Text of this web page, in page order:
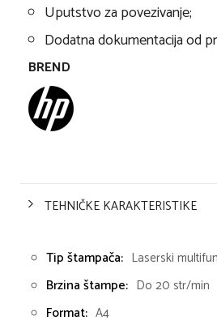
Uputstvo za povezivanje;
Dodatna dokumentacija od
BREND
TEHNIČKE KARAKTERISTIKE
Tip štampača: Laserski
Brzina štampe: Do 20 str/min
Format: A4